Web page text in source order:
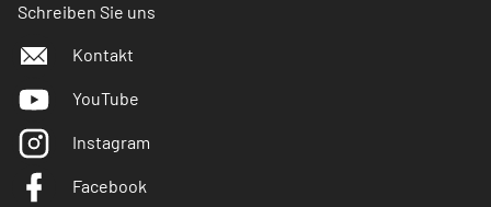
Schreiben Sie uns
Kontakt
YouTube
Instagram
Facebook